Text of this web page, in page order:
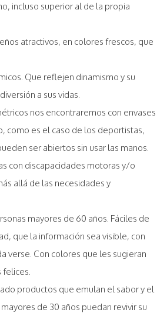
incluso superior al de la propia
atractivos, en colores frescos, que
Que reflejen dinamismo y su
a sus vidas.
nos encontraremos con envases
como es el caso de los deportistas,
ser abiertos sin usar las manos.
con discapacidades motoras y/o
allá de las necesidades y
mayores de 60 años. Fáciles de
que la información sea visible, con
verse. Con colores que les sugieran
felices.
productos que emulan el sabor y el
de 30 años puedan revivir su